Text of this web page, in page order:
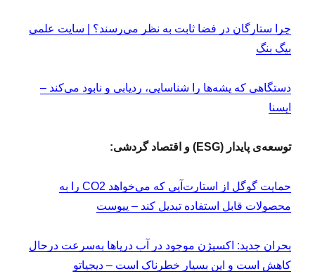
چرا ستارگان در فضا ثابت به نظر می­‌رسند؟ | سایت علمی
بیگ بنگ
دستگاهی که پشه‌ها را شناسایی، ردیابی و نابود می‌کند –
ایسنا
توسعه‌ی پایدار (ESG) و اقتصاد گردشی:
حمایت گوگل از استارت‌آپی که می‌خواهد CO2 را به
محصولات قابل استفاده تبدیل کند – پیوست
بحران جدید: اکسیژن موجود در آب دریاها به‌سرعت درحال
کاهش است و این بسیار خطرناک است – دیجیاتو